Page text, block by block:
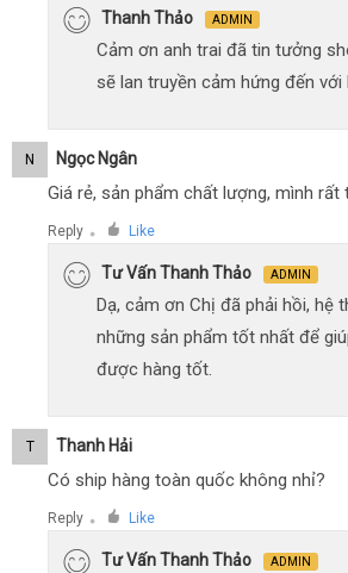
Thanh Thảo ADMIN
Cảm ơn anh trai đã tin tưởng
sẽ lan truyền cảm hứng đến với
N Ngọc Ngân
Giá rẻ, sản phẩm chất lượng, mình rất
Reply ● Like
Tư Vấn Thanh Thảo ADMIN
Dạ, cảm ơn Chị đã phải hồi, hệ
những sản phẩm tốt nhất để
được hàng tốt.
T Thanh Hải
Có ship hàng toàn quốc không nhỉ?
Reply ● Like
Tư Vấn Thanh Thảo ADMIN